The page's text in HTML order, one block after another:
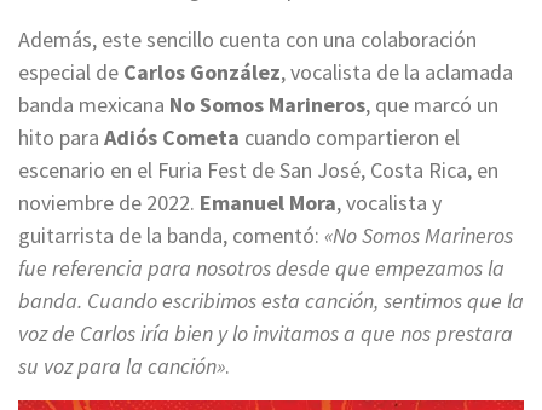
Además, este sencillo cuenta con una colaboración
especial de Carlos González, vocalista de la aclamada
banda mexicana No Somos Marineros, que marcó un
hito para Adiós Cometa cuando compartieron el
escenario en el Furia Fest de San José, Costa Rica, en
noviembre de 2022. Emanuel Mora, vocalista y
guitarrista de la banda, comentó: «No Somos Marineros
fue referencia para nosotros desde que empezamos la
banda. Cuando escribimos esta canción, sentimos que la
voz de Carlos iría bien y lo invitamos a que nos prestara
su voz para la canción».